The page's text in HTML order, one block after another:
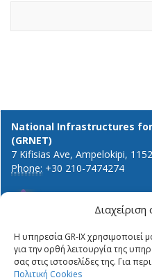
Η υπηρεσία GR-IX χρησιμοποιεί
για την ορθή λειτουργία της
σας στις ιστοσελίδες της. Για
Πολιτική Cookies
National Infrastructures
(GRNET)
7 Kifisias Ave, Ampelokipi,
Phone: +30 210-7474274
General info and inquiries:
info@gr-ix.gr
Members only:
ΔΉΛΩΣΗ ΙΔΙΩΤΙΚΌΤΗΤΑΣ
ΠΟΛΙΤΙΚΉ COOKIES